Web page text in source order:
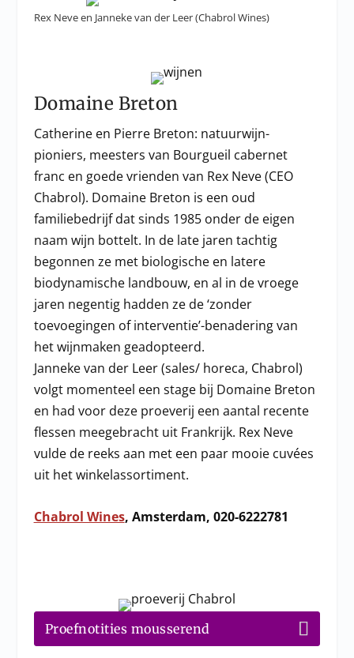
Rex Neve en Janneke van der Leer (Chabrol Wines)
Domaine Breton
Catherine en Pierre Breton: natuurwijn-
pioniers, meesters van Bourgueil cabernet
franc en goede vrienden van Rex Neve (CEO
Chabrol). Domaine Breton is een oud
familiebedrijf dat sinds 1985 onder de eigen
naam wijn bottelt. In de late jaren tachtig
begonnen ze met biologische en latere
biodynamische landbouw, en al in de vroege
jaren negentig hadden ze de ‘zonder
toevoegingen of interventie’-benadering van
het wijnmaken geadopteerd.
Janneke van der Leer (sales/ horeca, Chabrol)
volgt momenteel een stage bij Domaine Breton
en had voor deze proeverij een aantal recente
flessen meegebracht uit Frankrijk. Rex Neve
vulde de reeks aan met een paar mooie cuvées
uit het winkelassortiment.
Chabrol Wines, Amsterdam, 020-6222781
Proefnotities mousserend